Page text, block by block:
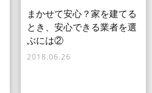
まかせて安心？家を建てる
とき、安心できる業者を選
ぶには②
2018.06.26